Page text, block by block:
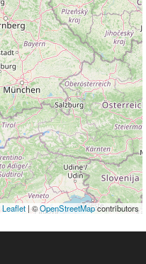
Leaflet | ©OpenStreetMapcontributors